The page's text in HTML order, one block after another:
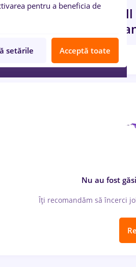
food panda,
Banci, Medicina /
Relevanță
Nu au fost
Îți recomandăm să încerci
pentru a beneficia de
setările Acceptă toate